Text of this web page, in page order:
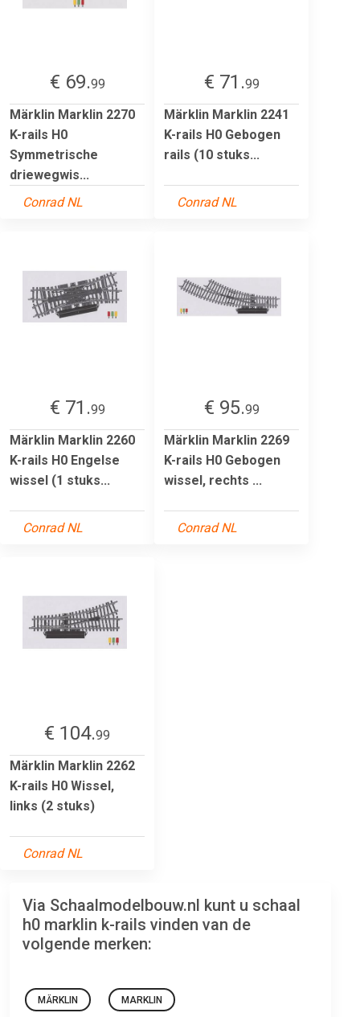
€ 69.99
Märklin Marklin 2270
K-rails H0
Symmetrische
driewegwis...
Conrad NL
€ 71.99
Märklin Marklin 2241
K-rails H0 Gebogen
rails (10 stuks...
Conrad NL
€ 71.99
Märklin Marklin 2260
K-rails H0 Engelse
wissel (1 stuks...
Conrad NL
€ 95.99
Märklin Marklin 2269
K-rails H0 Gebogen
wissel, rechts ...
Conrad NL
€ 104.99
Märklin Marklin 2262
K-rails H0 Wissel,
links (2 stuks)
Conrad NL
Via Schaalmodelbouw.nl kunt u schaal
h0 marklin k-rails vinden van de
volgende merken:
MÄRKLIN MARKLIN